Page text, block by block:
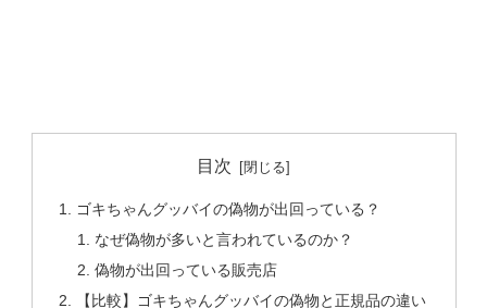
目次
ゴキちゃんグッバイの偽物が出回っている？
なぜ偽物が多いと言われているのか？
偽物が出回っている販売店
【比較】ゴキちゃんグッバイの偽物と正規品の違い